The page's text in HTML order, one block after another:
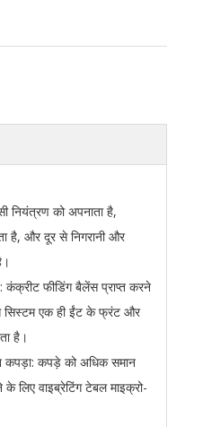
नियंत्रण को अपनाता है,
है, और दूर से निगरानी और
कंक्रीट फीडिंग बैलेंस प्राप्त करने
सिस्टम एक ही ईंट के फ्रंट और
है।
कपड़े को अधिक समान
वाइब्रेटिंग टेबल माइक्रो-